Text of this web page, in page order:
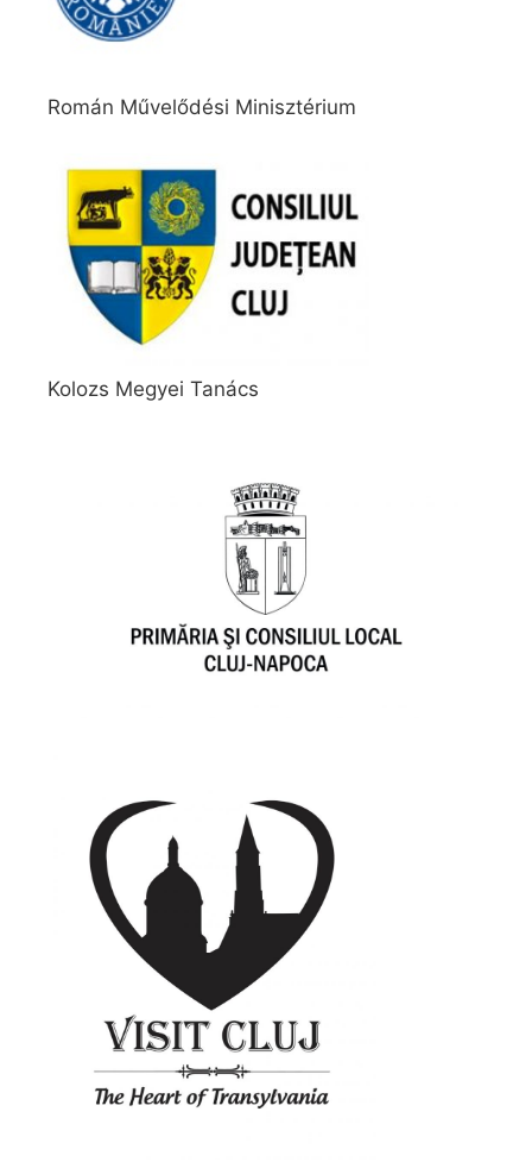
Román Művelődési Minisztérium
Kolozs Megyei Tanács